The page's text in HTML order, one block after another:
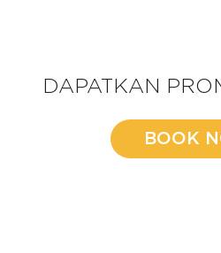
DAPATKAN
BOOK